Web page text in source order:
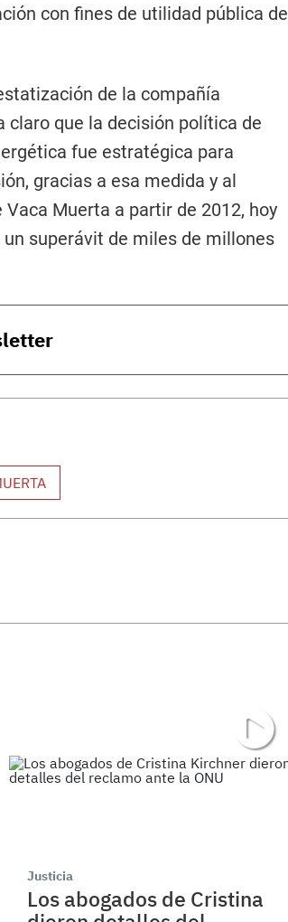
con fines de utilidad pública de
de la compañía
claro que la decisión política de
fue estratégica para
gracias a esa medida y al
Muerta a partir de 2012, hoy
superávit de miles de millones
Justicia
Los abogados de Cristina